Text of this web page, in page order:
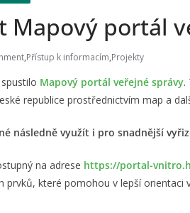
Mapový portál
,Přístup k informacím,Projekty
Mapový portál veřejné správy.
republice prostřednictvím map a
následně využít i pro snadnější
na adrese https://portal-
prvků, které pomohou v lepší